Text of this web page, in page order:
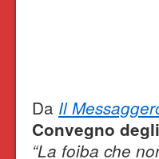
Da Il
Convegno
“La foiba che